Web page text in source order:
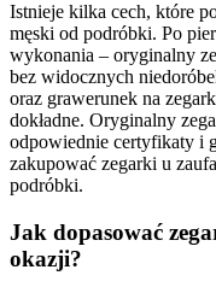
Istnieje kilka cech, które
męski od podróbki. Po
wykonania – oryginalny
bez widocznych
oraz grawerunek na
dokładne. Oryginalny
odpowiednie certyfikaty i
zakupować zegarki u
podróbki.
Jak dopasować
okazji?